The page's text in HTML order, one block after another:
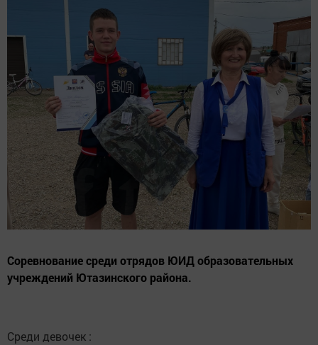
Соревнование среди отрядов ЮИД образовательных
учреждений Ютазинского района.
Среди девочек :